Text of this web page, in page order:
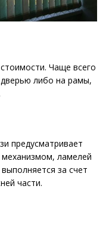
Чаще всего
либо на рамы,
предусматривает
механизмом, ламелей
за счет
части.